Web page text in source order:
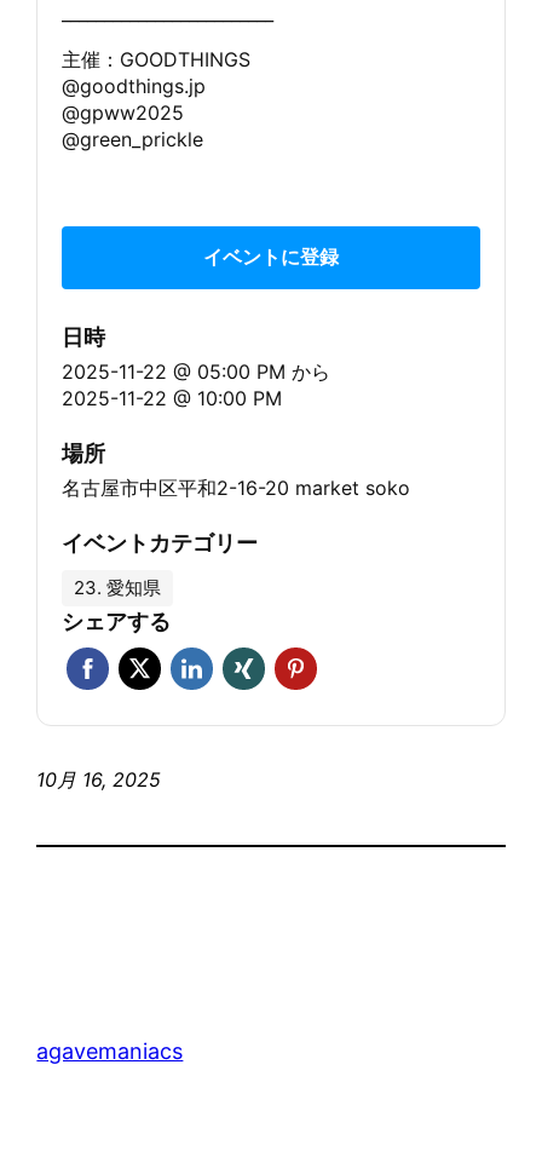
主催：GOODTHINGS
@goodthings.jp
@gpww2025
@green_prickle
イベントに登録
日時
2025-11-22 @ 05:00 PMから
2025-11-22 @ 10:00 PM
場所
名古屋市中区平和2-16-20 market soko
イベントカテゴリー
23. 愛知県
シェアする
10月 16, 2025
agavemaniacs